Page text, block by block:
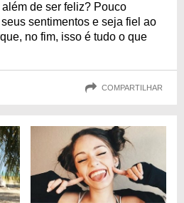
de ser feliz? Pouco
sentimentos e seja fiel ao
no fim, isso é tudo o que
COMPARTILHAR